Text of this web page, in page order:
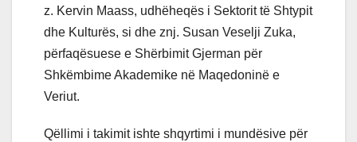
z. Kervin Maass, udhëheqës i Sektorit të Shtypit
dhe Kulturës, si dhe znj. Susan Veselji Zuka,
përfaqësuese e Shërbimit Gjerman për
Shkëmbime Akademike në Maqedoninë e
Veriut.
Qëllimi i takimit ishte shqyrtimi i mundësive për